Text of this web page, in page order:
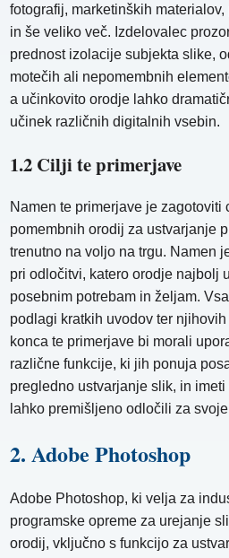
fotografij, marketinških
in še veliko več. Izdelovalec
prednost izolacije subjekta slike,
motečih ali nepomembnih
a učinkovito orodje lahko
učinek različnih digitalnih vsebin.
1.2 Cilji te primerjave
Namen te primerjave je zagotoviti
pomembnih orodij za ustvarjanje
trenutno na voljo na trgu. Namen
pri odločitvi, katero orodje najbolj
posebnim potrebam in željam.
podlagi kratkih uvodov ter
konca te primerjave bi morali
različne funkcije, ki jih ponuja
pregledno ustvarjanje slik, in
lahko premišljeno odločili za
2. Adobe Photoshop
Adobe Photoshop, ki velja za
programske opreme za urejanje
orodij, vključno s funkcijo za